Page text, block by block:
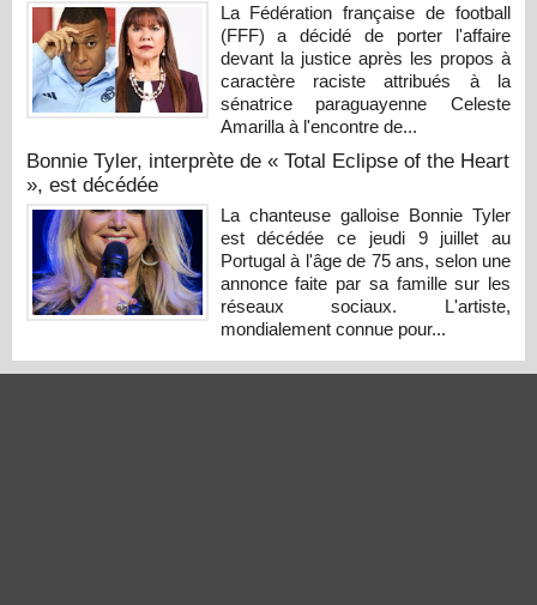
La Fédération française de football
(FFF) a décidé de porter l'affaire
devant la justice après les propos à
caractère raciste attribués à la
sénatrice paraguayenne Celeste
Amarilla à l'encontre de...
Bonnie Tyler, interprète de « Total Eclipse of the Heart
», est décédée
La chanteuse galloise Bonnie Tyler
est décédée ce jeudi 9 juillet au
Portugal à l'âge de 75 ans, selon une
annonce faite par sa famille sur les
réseaux sociaux. L'artiste,
mondialement connue pour...